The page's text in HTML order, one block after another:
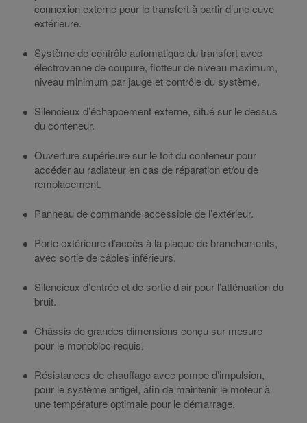
connexion externe pour le transfert à partir d’une cuve
extérieure.
Système de contrôle automatique du transfert avec
électrovanne de coupure, flotteur de niveau maximum,
niveau minimum par jauge et contrôle du système.
Silencieux d’échappement externe, situé sur le dessus
du conteneur.
Ouverture supérieure sur le toit du conteneur pour
accéder au radiateur en cas de réparation et/ou de
remplacement.
Panneau de commande accessible de l’extérieur.
Porte extérieure d’accès à la plaque de branchements,
avec sortie de câbles inférieurs.
Silencieux d’entrée et de sortie d’air pour l’atténuation du
bruit.
Châssis de grandes dimensions conçu sur mesure
pour le monobloc requis.
Résistances de chauffage avec pompe d’impulsion,
pour le système antigel, afin de maintenir le moteur à
une température optimale pour le démarrage.